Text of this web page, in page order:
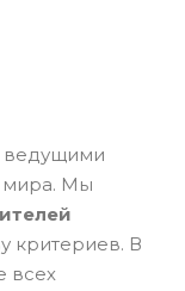
ведущими
мира. Мы
критериев. В
всех